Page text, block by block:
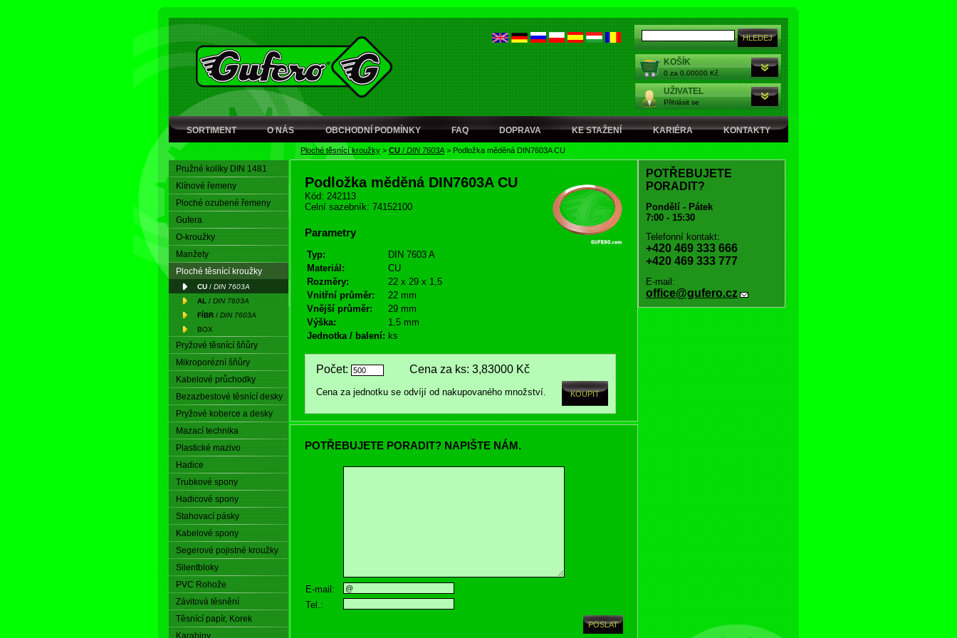
KOŠÍK
0 za 0,00000 Kč
UŽIVATEL
Přihlásit se
SORTIMENT O NÁS OBCHODNÍ PODMÍNKY FAQ DOPRAVA KE STAŽENÍ KARIÉRA KONTAKTY
Ploché těsnící kroužky > CU / DIN 7603A > Podložka měděná DIN7603A CU
Pružné kolíky DIN 1481
Klínové řemeny
Ploché ozubené řemeny
Gufera
O-kroužky
Manžety
Ploché těsnící kroužky
CU / DIN 7603A
AL / DIN 7603A
FÍBR / DIN 7603A
BOX
Pryžové těsnící šňůry
Mikroporézní šňůry
Kabelové průchodky
Bezazbestové těsnící desky
Pryžové koberce a desky
Mazací technika
Plastické mazivo
Hadice
Trubkové spony
Hadicové spony
Stahovací pásky
Kabelové spony
Segerové pojistné kroužky
Silentbloky
PVC Rohože
Závitová těsnění
Těsnící papír, Korek
Karabiny
Podložka měděná DIN7603A CU
Kód: 242113
Celní sazebník: 74152100
Parametry
Typ:
DIN 7603 A
Materiál:
CU
Rozměry:
22 x 29 x 1,5
Vnitřní průměr:
22 mm
Vnější průměr:
29 mm
Výška:
1,5 mm
Jednotka / balení: ks
Počet: Cena za ks: 3,83000 Kč
Cena za jednotku se odvíjí od nakupovaného množství.
POTŘEBUJETE PORADIT? NAPIŠTE NÁM.
E-mail:
Tel.:
POTŘEBUJETE
PORADIT?
Pondělí - Pátek
7:00 - 15:30
Telefonní kontakt:
+420 469 333 666
+420 469 333 777
E-mail:
office@gufero.cz